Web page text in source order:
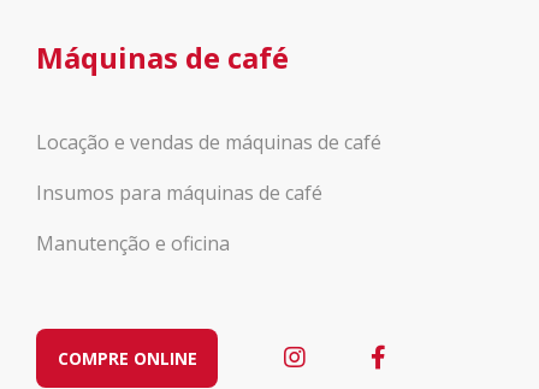
Máquinas de café
Locação e vendas de máquinas de café
Insumos para máquinas de café
Manutenção e oficina
COMPRE ONLINE